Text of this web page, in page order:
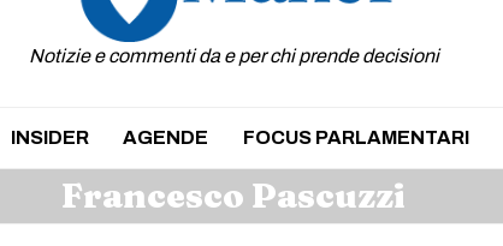
Notizie e commenti da e per chi prende decisioni
INSIDER AGENDE FOCUS PARLAMENTARI
Francesco Pascuzzi